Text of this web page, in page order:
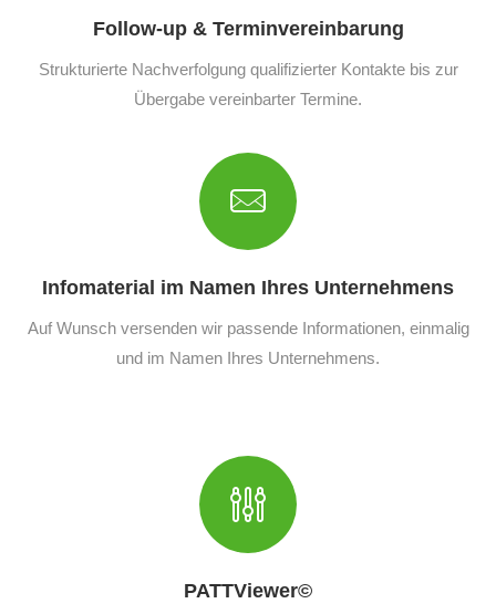
Follow-up & Terminvereinbarung
Strukturierte Nachverfolgung qualifizierter Kontakte bis zur
Übergabe vereinbarter Termine.
Infomaterial im Namen Ihres Unternehmens
Auf Wunsch versenden wir passende Informationen, einmalig
und im Namen Ihres Unternehmens.
PATTViewer©